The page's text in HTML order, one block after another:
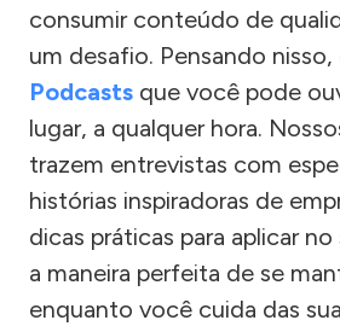
consumir conteúdo de
um desafio. Pensando nisso,
Podcasts que você pode
lugar, a qualquer hora.
trazem entrevistas com
histórias inspiradoras de
dicas práticas para aplicar
a maneira perfeita de se
enquanto você cuida das